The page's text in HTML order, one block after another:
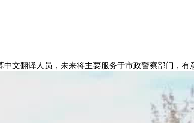
文翻译人员，未来将主要服务于市政警察部门，有